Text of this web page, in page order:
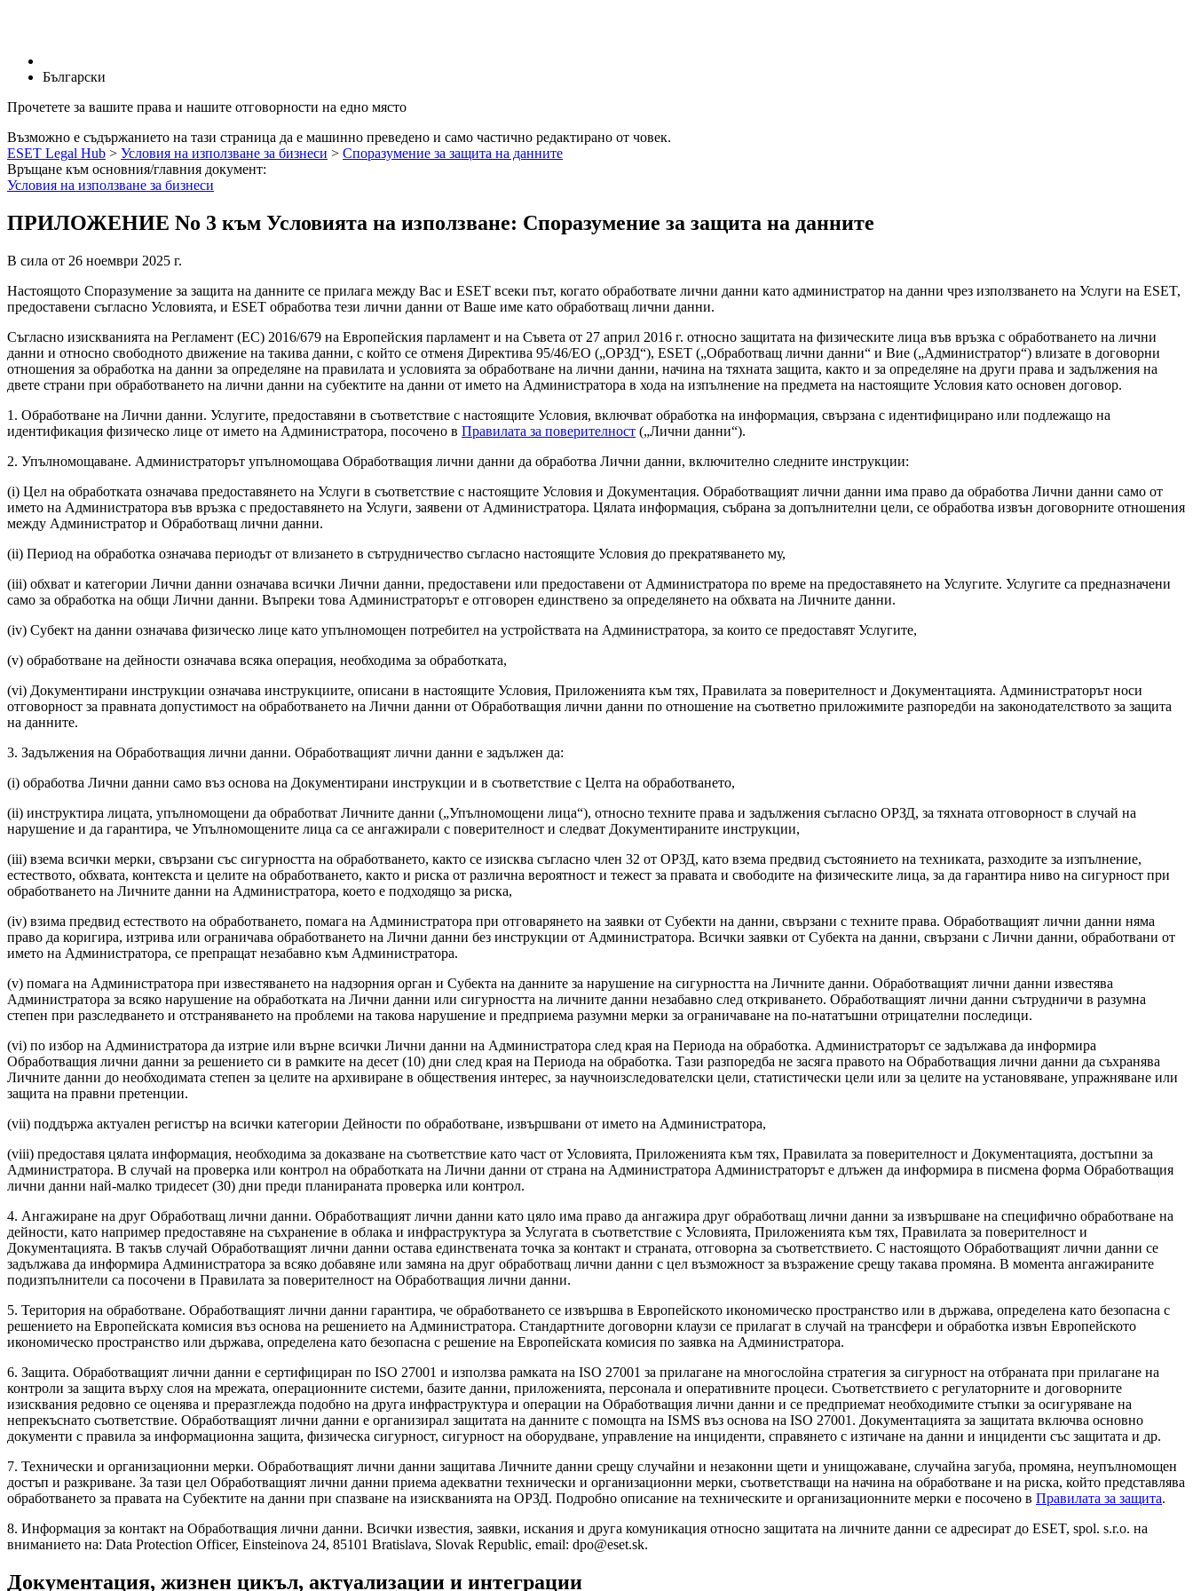
Български
Прочетете за вашите права и нашите отговорности на едно място
Възможно е съдържанието на тази страница да е машинно преведено и само частично редактирано от човек.
ESET Legal Hub > Условия на използване за бизнеси > Споразумение за защита на данните
Връщане към основния/главния документ:
Условия на използване за бизнеси
ПРИЛОЖЕНИЕ No 3 към Условията на използване: Споразумение за защита на данните
В сила от 26 ноември 2025 г.
Настоящото Споразумение за защита на данните се прилага между Вас и ESET всеки път, когато обработвате лични данни като администратор на данни чрез използването на Услуги на ESET,
предоставени съгласно Условията, и ESET обработва тези лични данни от Ваше име като обработващ лични данни.
Съгласно изискванията на Регламент (ЕС) 2016/679 на Европейския парламент и на Съвета от 27 април 2016 г. относно защитата на физическите лица във връзка с обработването на лични
данни и относно свободното движение на такива данни, с който се отменя Директива 95/46/ЕО („ОРЗД“), ESET („Обработващ лични данни“ и Вие („Администратор“) влизате в договорни
отношения за обработка на данни за определяне на правилата и условията за обработване на лични данни, начина на тяхната защита, както и за определяне на други права и задължения на
двете страни при обработването на лични данни на субектите на данни от името на Администратора в хода на изпълнение на предмета на настоящите Условия като основен договор.
1. Обработване на Лични данни. Услугите, предоставяни в съответствие с настоящите Условия, включват обработка на информация, свързана с идентифицирано или подлежащо на
идентификация физическо лице от името на Администратора, посочено в Правилата за поверителност („Лични данни“).
2. Упълномощаване. Администраторът упълномощава Обработващия лични данни да обработва Лични данни, включително следните инструкции:
(i) Цел на обработката означава предоставянето на Услуги в съответствие с настоящите Условия и Документация. Обработващият лични данни има право да обработва Лични данни само от
името на Администратора във връзка с предоставянето на Услуги, заявени от Администратора. Цялата информация, събрана за допълнителни цели, се обработва извън договорните отношения
между Администратор и Обработващ лични данни.
(ii) Период на обработка означава периодът от влизането в сътрудничество съгласно настоящите Условия до прекратяването му,
(iii) обхват и категории Лични данни означава всички Лични данни, предоставени или предоставени от Администратора по време на предоставянето на Услугите. Услугите са предназначени
само за обработка на общи Лични данни. Въпреки това Администраторът е отговорен единствено за определянето на обхвата на Личните данни.
(iv) Субект на данни означава физическо лице като упълномощен потребител на устройствата на Администратора, за които се предоставят Услугите,
(v) обработване на дейности означава всяка операция, необходима за обработката,
(vi) Документирани инструкции означава инструкциите, описани в настоящите Условия, Приложенията към тях, Правилата за поверителност и Документацията. Администраторът носи
отговорност за правната допустимост на обработването на Лични данни от Обработващия лични данни по отношение на съответно приложимите разпоредби на законодателството за защита
на данните.
3. Задължения на Обработващия лични данни. Обработващият лични данни е задължен да:
(i) обработва Лични данни само въз основа на Документирани инструкции и в съответствие с Целта на обработването,
(ii) инструктира лицата, упълномощени да обработват Личните данни („Упълномощени лица“), относно техните права и задължения съгласно ОРЗД, за тяхната отговорност в случай на
нарушение и да гарантира, че Упълномощените лица са се ангажирали с поверителност и следват Документираните инструкции,
(iii) взема всички мерки, свързани със сигурността на обработването, както се изисква съгласно член 32 от ОРЗД, като взема предвид състоянието на техниката, разходите за изпълнение,
естеството, обхвата, контекста и целите на обработването, както и риска от различна вероятност и тежест за правата и свободите на физическите лица, за да гарантира ниво на сигурност при
обработването на Личните данни на Администратора, което е подходящо за риска,
(iv) взима предвид естеството на обработването, помага на Администратора при отговарянето на заявки от Субекти на данни, свързани с техните права. Обработващият лични данни няма
право да коригира, изтрива или ограничава обработването на Лични данни без инструкции от Администратора. Всички заявки от Субекта на данни, свързани с Лични данни, обработвани от
името на Администратора, се препращат незабавно към Администратора.
(v) помага на Администратора при известяването на надзорния орган и Субекта на данните за нарушение на сигурността на Личните данни. Обработващият лични данни известява
Администратора за всяко нарушение на обработката на Лични данни или сигурността на личните данни незабавно след откриването. Обработващият лични данни сътрудничи в разумна
степен при разследването и отстраняването на проблеми на такова нарушение и предприема разумни мерки за ограничаване на по-нататъшни отрицателни последици.
(vi) по избор на Администратора да изтрие или върне всички Лични данни на Администратора след края на Периода на обработка. Администраторът се задължава да информира
Обработващия лични данни за решението си в рамките на десет (10) дни след края на Периода на обработка. Тази разпоредба не засяга правото на Обработващия лични данни да съхранява
Личните данни до необходимата степен за целите на архивиране в обществения интерес, за научноизследователски цели, статистически цели или за целите на установяване, упражняване или
защита на правни претенции.
(vii) поддържа актуален регистър на всички категории Дейности по обработване, извършвани от името на Администратора,
(viii) предоставя цялата информация, необходима за доказване на съответствие като част от Условията, Приложенията към тях, Правилата за поверителност и Документацията, достъпни за
Администратора. В случай на проверка или контрол на обработката на Лични данни от страна на Администратора Администраторът е длъжен да информира в писмена форма Обработващия
лични данни най-малко тридесет (30) дни преди планираната проверка или контрол.
4. Ангажиране на друг Обработващ лични данни. Обработващият лични данни като цяло има право да ангажира друг обработващ лични данни за извършване на специфично обработване на
дейности, като например предоставяне на съхранение в облака и инфраструктура за Услугата в съответствие с Условията, Приложенията към тях, Правилата за поверителност и
Документацията. В такъв случай Обработващият лични данни остава единствената точка за контакт и страната, отговорна за съответствието. С настоящото Обработващият лични данни се
задължава да информира Администратора за всяко добавяне или замяна на друг обработващ лични данни с цел възможност за възражение срещу такава промяна. В момента ангажираните
подизпълнители са посочени в Правилата за поверителност на Обработващия лични данни.
5. Територия на обработване. Обработващият лични данни гарантира, че обработването се извършва в Европейското икономическо пространство или в държава, определена като безопасна с
решението на Европейската комисия въз основа на решението на Администратора. Стандартните договорни клаузи се прилагат в случай на трансфери и обработка извън Европейското
икономическо пространство или държава, определена като безопасна с решение на Европейската комисия по заявка на Администратора.
6. Защита. Обработващият лични данни е сертифициран по ISO 27001 и използва рамката на ISO 27001 за прилагане на многослойна стратегия за сигурност на отбраната при прилагане на
контроли за защита върху слоя на мрежата, операционните системи, базите данни, приложенията, персонала и оперативните процеси. Съответствието с регулаторните и договорните
изисквания редовно се оценява и преразглежда подобно на друга инфраструктура и операции на Обработващия лични данни и се предприемат необходимите стъпки за осигуряване на
непрекъснато съответствие. Обработващият лични данни е организирал защитата на данните с помощта на ISMS въз основа на ISO 27001. Документацията за защитата включва основно
документи с правила за информационна защита, физическа сигурност, сигурност на оборудване, управление на инциденти, справянето с изтичане на данни и инциденти със защитата и др.
7. Технически и организационни мерки. Обработващият лични данни защитава Личните данни срещу случайни и незаконни щети и унищожаване, случайна загуба, промяна, неупълномощен
достъп и разкриване. За тази цел Обработващият лични данни приема адекватни технически и организационни мерки, съответстващи на начина на обработване и на риска, който представлява
обработването за правата на Субектите на данни при спазване на изискванията на ОРЗД. Подробно описание на техническите и организационните мерки е посочено в Правилата за защита.
8. Информация за контакт на Обработващия лични данни. Всички известия, заявки, искания и друга комуникация относно защитата на личните данни се адресират до ESET, spol. s.r.o. на
вниманието на: Data Protection Officer, Einsteinova 24, 85101 Bratislava, Slovak Republic, email: dpo@eset.sk.
Документация, жизнен цикъл, актуализации и интеграции